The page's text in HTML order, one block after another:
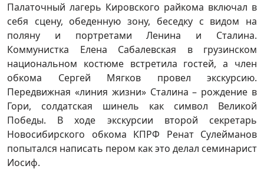
Палаточный лагерь Кировского райкома включал в
себя сцену, обеденную зону, беседку с видом на
поляну и портретами Ленина и Сталина.
Коммунистка Елена Сабалевская в грузинском
национальном костюме встретила гостей, а член
обкома Сергей Мягков провел экскурсию.
Передвижная «линия жизни» Сталина – рождение в
Гори, солдатская шинель как символ Великой
Победы. В ходе экскурсии второй секретарь
Новосибирского обкома КПРФ Ренат Сулейманов
попытался написать пером как это делал семинарист
Иосиф.